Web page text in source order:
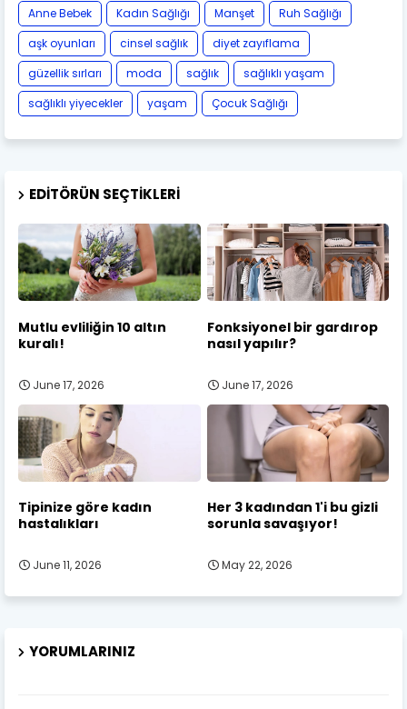
Anne Bebek Kadın Sağlığı Manşet
Ruh Sağlığı
aşk oyunları
cinsel sağlık
diyet zayıflama
güzellik sırları
moda sağlık
sağlıklı yaşam
sağlıklı yiyecekler
yaşam Çocuk Sağlığı
EDITÖRÜN SEÇTIKLERI
Mutlu evliliğin 10 altın
kuralı!
June 17, 2026
Fonksiyonel bir gardırop
nasıl yapılır?
June 17, 2026
Tipinize göre kadın
hastalıkları
June 11, 2026
Her 3 kadından 1'i bu gizli
sorunla savaşıyor!
May 22, 2026
YORUMLARINIZ